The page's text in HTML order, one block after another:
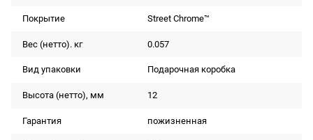
Покрытие Street Chrome™
Вес (нетто). кг 0.057
Вид упаковки Подарочная коробка
Высота (нетто), мм 12
Гарантия пожизненная